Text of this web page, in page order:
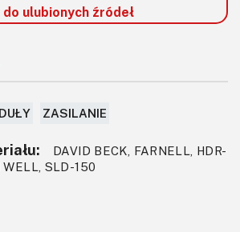
do ulubionych źródeł
ZASILANIE
DAVID BECK, FARNELL, HDR-
SLD-150